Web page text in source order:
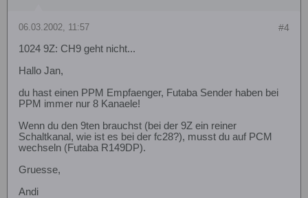
#4
06.03.2002, 11:57
1024 9Z: CH9 geht nicht...
Hallo Jan,
du hast einen PPM Empfaenger, Futaba Sender haben bei
PPM immer nur 8 Kanaele!
Wenn du den 9ten brauchst (bei der 9Z ein reiner
Schaltkanal, wie ist es bei der fc28?), musst du auf PCM
wechseln (Futaba R149DP).
Gruesse,
Andi